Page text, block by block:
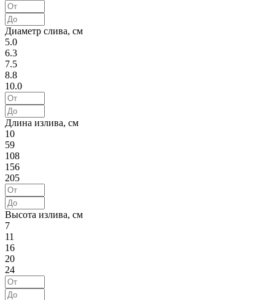
Диаметр слива, см
5.0
6.3
7.5
8.8
10.0
Длина излива, см
10
59
108
156
205
Высота излива, см
7
11
16
20
24